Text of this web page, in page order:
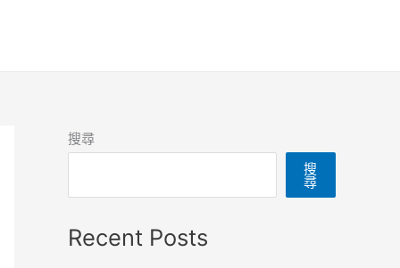
搜尋
搜
尋
Recent Posts